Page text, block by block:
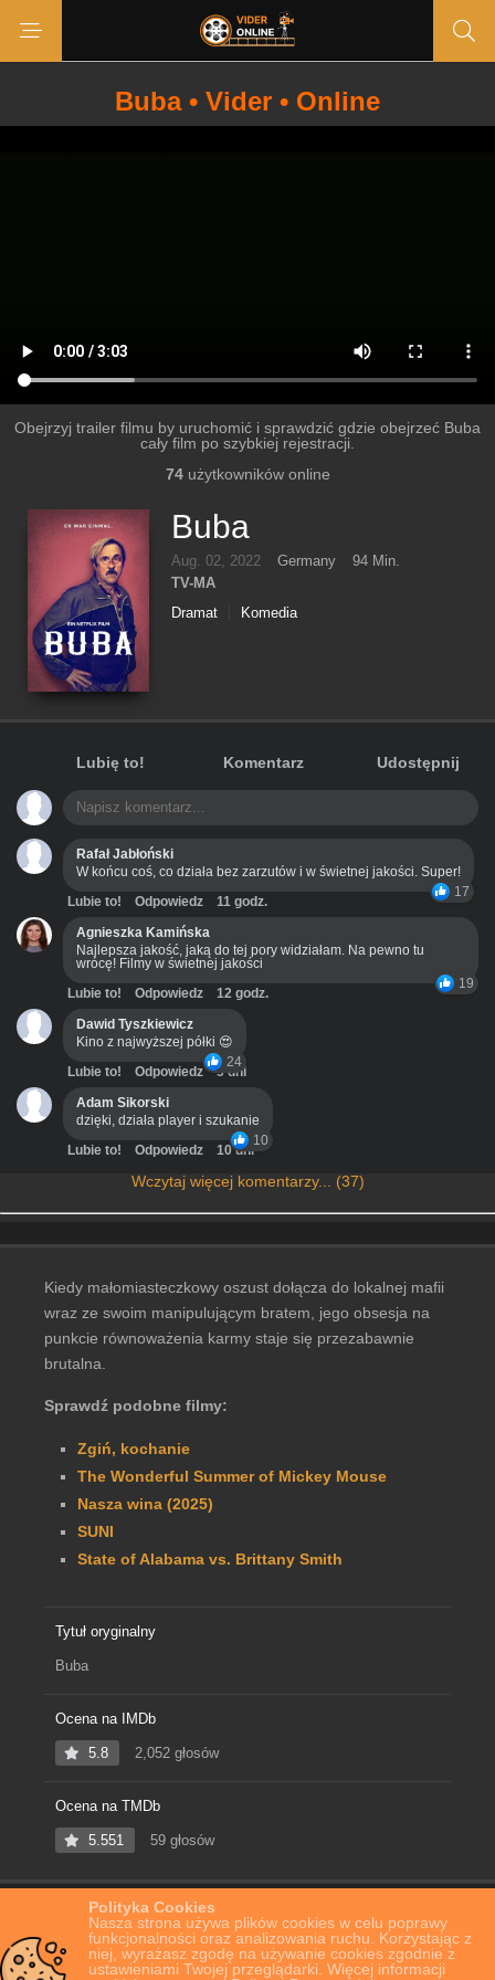
Polityka Cookies
Nasza strona używa plików cookies w celu poprawy
funkcjonalności oraz analizowania ruchu. Korzystając z
niej, wyrażasz zgodę na używanie cookies zgodnie z
ustawieniami Twojej przeglądarki. Więcej informacji
Buba • Vider • Online
Obejrzyj trailer filmu by uruchomić i sprawdzić gdzie obejrzeć Buba
cały film po szybkiej rejestracji.
74użytkowników online
Buba
Aug. 02, 2022 Germany
94 Min.
TV-MA
Dramat
Komedia
Lubię to! Komentarz Udostępnij
Rafał Jabłoński
W końcu coś, co działa bez zarzutów i w świetnej jakości. Super!
17
Lubie to! Odpowiedz
11 godz.
Agnieszka Kamińska
Najlepsza jakość, jaką do tej pory widziałam. Na pewno tu
wrócę! Filmy w świetnej jakości
19
Lubie to! Odpowiedz
12 godz.
Dawid Tyszkiewicz
Kino z najwyższej półki 😍
24
Lubie to! Odpowiedz
3 dni
Adam Sikorski
dzięki, działa player i szukanie
10
Lubie to! Odpowiedz 10 dni
Wczytaj więcej komentarzy... (37)
Kiedy małomiasteczkowy oszust dołącza do lokalnej mafii
wraz ze swoim manipulującym bratem, jego obsesja na
punkcie równoważenia karmy staje się przezabawnie
brutalna.
Sprawdź podobne filmy:
Zgiń, kochanie
The Wonderful Summer of Mickey Mouse
Nasza wina (2025)
SUNI
State of Alabama vs. Brittany Smith
Tytuł oryginalny
Buba
Ocena na IMDb
5.8 2,052 głosów
Ocena na TMDb
5.551 59 głosów
Film Online Buba